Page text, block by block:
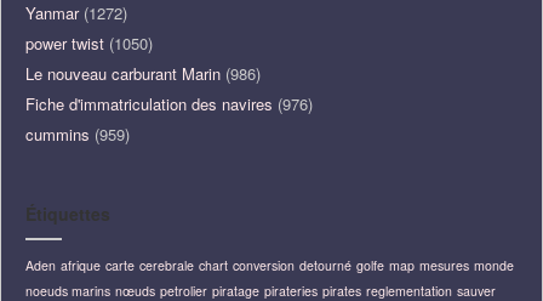
Yanmar(1272)
power twist (1050)
Le nouveau carburant Marin (986)
Fiche d'immatriculation des navires (976)
cummins (959)
Étiquettes
Aden afrique carte cerebrale chart conversion detourné golfe map mesures monde
noeuds marins nœuds petrolier piratage pirateries pirates reglementation sauver